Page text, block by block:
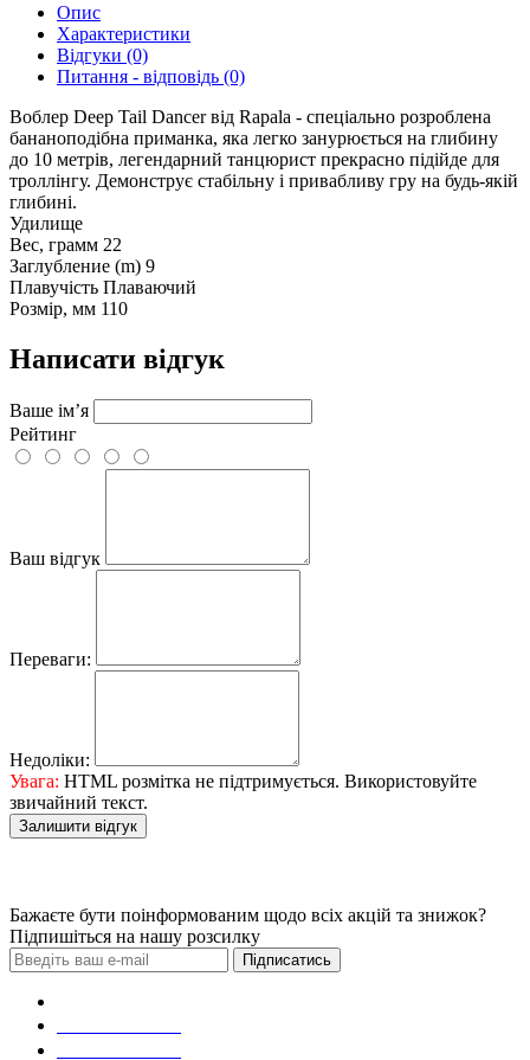
Опис
Характеристики
Відгуки (0)
Питання - відповідь (0)
Воблер Deep Tail Dancer від Rapala - спеціально розроблена
бананоподібна приманка, яка легко занурюється на глибину
до 10 метрів, легендарний танцюрист прекрасно підійде для
троллінгу. Демонструє стабільну і привабливу гру на будь-якій
глибині.
Удилище
Вес, грамм 22
Заглубление (m) 9
Плавучість Плаваючий
Розмір, мм 110
Написати відгук
Ваше ім’я
Рейтинг
Ваш відгук
Переваги:
Недоліки:
Увага: HTML розмітка не підтримується. Використовуйте
звичайний текст.
Залишити відгук
Бажаєте бути поінформованим щодо всіх акцій та знижок?
Підпишіться на нашу розсилку
Підписатись